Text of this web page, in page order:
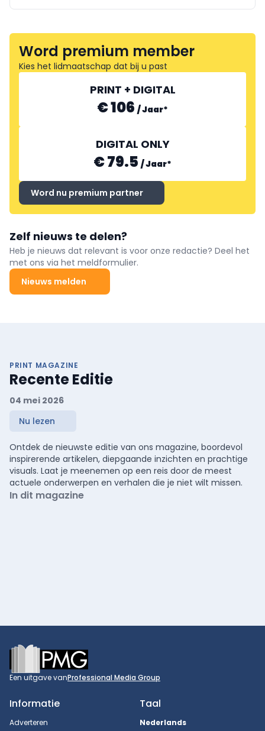
Word premium member
Kies het lidmaatschap dat bij u past
PRINT + DIGITAL
€ 106 /Jaar*
DIGITAL ONLY
€ 79.5 /Jaar*
Word nu premium partner
Zelf nieuws te delen?
Heb je nieuws dat relevant is voor onze redactie? Deel het
met ons via het meldformulier.
Nieuws melden
PRINT MAGAZINE
Recente Editie
04 mei 2026
Nu lezen
Ontdek de nieuwste editie van ons magazine, boordevol
inspirerende artikelen, diepgaande inzichten en prachtige
visuals. Laat je meenemen op een reis door de meest
actuele onderwerpen en verhalen die je niet wilt missen.
In dit magazine
Footer
Een uitgave vanProfessional Media Group
Informatie
Adverteren
Taal
Nederlands